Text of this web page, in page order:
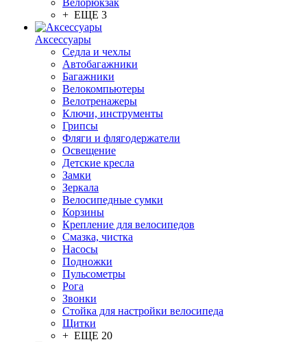
Велорюкзак
+ ЕЩЕ 3
Аксессуары
Седла и чехлы
Автобагажники
Багажники
Велокомпьютеры
Велотренажеры
Ключи, инструменты
Грипсы
Фляги и флягодержатели
Освещение
Детские кресла
Замки
Зеркала
Велосипедные сумки
Корзины
Крепление для велосипедов
Смазка, чистка
Насосы
Подножки
Пульсометры
Рога
Звонки
Стойка для настройки велосипеда
Щитки
+ ЕЩЕ 20